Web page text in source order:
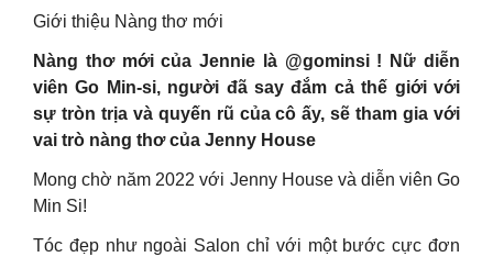
Giới thiệu Nàng thơ mới
Nàng thơ mới của Jennie là @gominsi ! Nữ diễn
viên Go Min-si, người đã say đắm cả thế giới với
sự tròn trịa và quyến rũ của cô ấy, sẽ tham gia với
vai trò nàng thơ của Jenny House
Mong chờ năm 2022 với Jenny House và diễn viên Go
Min Si!
Tóc đẹp như ngoài Salon chỉ với một bước cực đơn